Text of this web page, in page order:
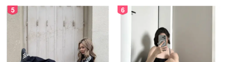
5 6